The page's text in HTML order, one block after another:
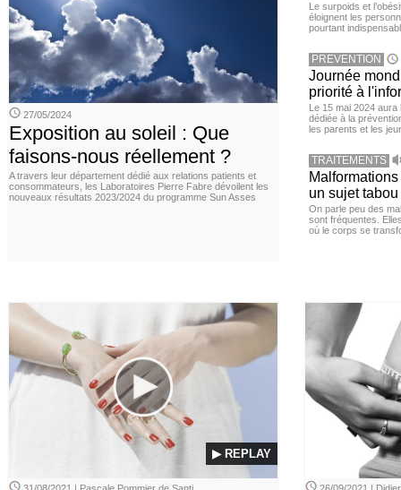
27/05/2024
Exposition au soleil : Que
faisons-nous réellement ?
A travers leur département dédié aux relations patients et
consommateurs, les Laboratoires Pierre Fabre dévoilent les
nouveaux résultats 2023/2024 du programme Sun Asses
Le surpoids et
éloignent les
pourtant
PREVENTION
Journée
priorité à
Le 15 mai 2024 aura
dédiée à la
les parents et les
TRAITEMENTS
un sujet tabou
On parle peu des
sont fréquentes.
où le corps se
▶ REPLAY